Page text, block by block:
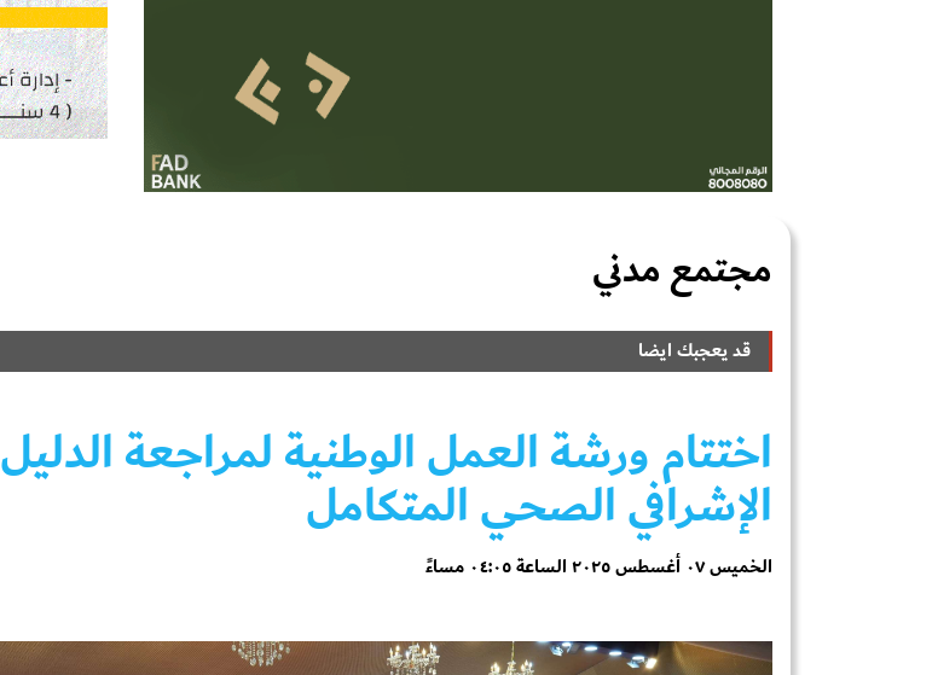
مجتمع مدني
قد يعجبك ايضا
اختتام ورشة العمل الوطنية لمراجعة الدليل
الإشرافي الصحي المتكامل
الخميس ٠٧ أغسطس ٢٠٢٥ الساعة ٠٤:٠٥ مساءً